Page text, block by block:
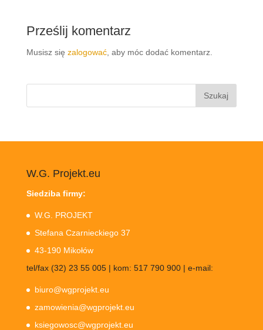
Prześlij komentarz
Musisz się zalogować, aby móc dodać komentarz.
Szukaj:
W.G. Projekt.eu
Siedziba firmy:
W.G. PROJEKT
Stefana Czarnieckiego 37
43-190 Mikołów
tel/fax (32) 23 55 005 | kom: 517 790 900 | e-mail:
biuro@wgprojekt.eu
zamowienia@wgprojekt.eu
ksiegowosc@wgprojekt.eu